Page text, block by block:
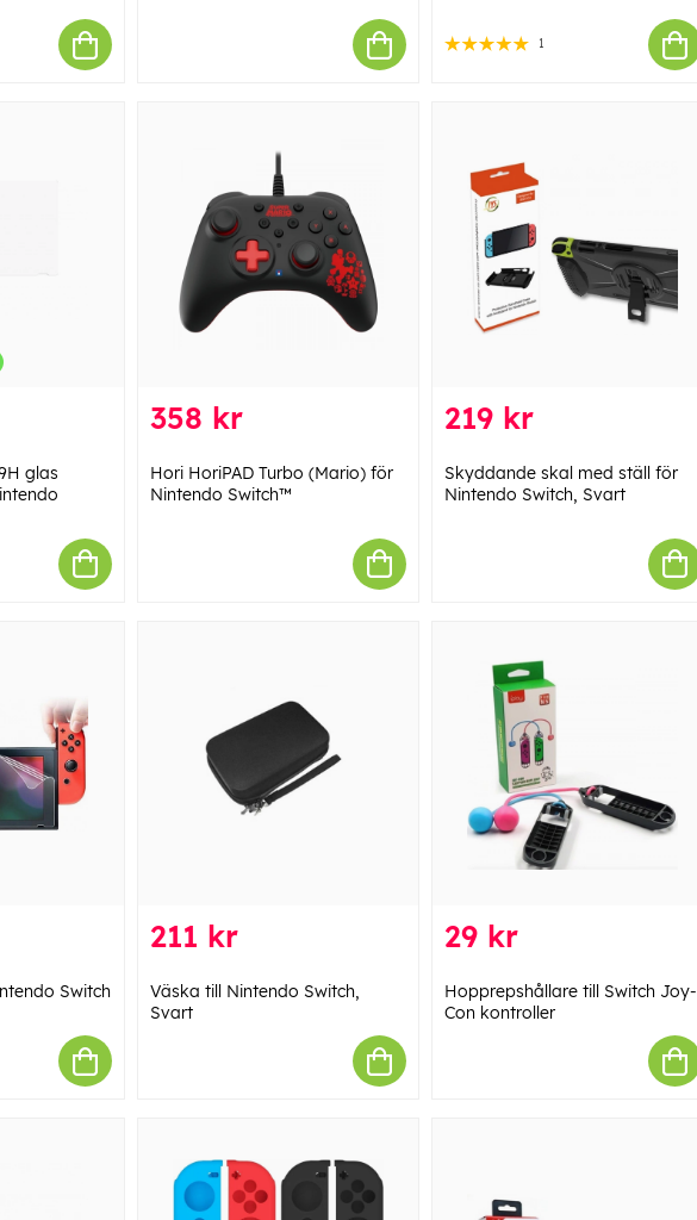
1
glas
358 kr
Hori HoriPAD Turbo (Mario) för
Nintendo Switch™
219 kr
Skyddande skal med ställ för
Nintendo Switch, Svart
Switch
211 kr
Väska till Nintendo Switch,
Svart
29 kr
Hopprepshållare till Switch Joy-
Con kontroller